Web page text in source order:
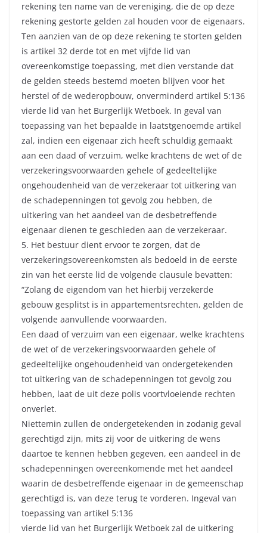
rekening ten name van de vereniging, die de op deze
rekening gestorte gelden zal houden voor de eigenaars.
Ten aanzien van de op deze rekening te storten gelden
is artikel 32 derde tot en met vijfde lid van
overeenkomstige toepassing, met dien verstande dat
de gelden steeds bestemd moeten blijven voor het
herstel of de wederopbouw, onverminderd artikel 5:136
vierde lid van het Burgerlijk Wetboek. In geval van
toepassing van het bepaalde in laatstgenoemde artikel
zal, indien een eigenaar zich heeft schuldig gemaakt
aan een daad of verzuim, welke krachtens de wet of de
verzekeringsvoorwaarden gehele of gedeeltelijke
ongehoudenheid van de verzekeraar tot uitkering van
de schadepenningen tot gevolg zou hebben, de
uitkering van het aandeel van de desbetreffende
eigenaar dienen te geschieden aan de verzekeraar.
5. Het bestuur dient ervoor te zorgen, dat de
verzekeringsovereenkomsten als bedoeld in de eerste
zin van het eerste lid de volgende clausule bevatten:
“Zolang de eigendom van het hierbij verzekerde
gebouw gesplitst is in appartementsrechten, gelden de
volgende aanvullende voorwaarden.
Een daad of verzuim van een eigenaar, welke krachtens
de wet of de verzekeringsvoorwaarden gehele of
gedeeltelijke ongehoudenheid van ondergetekenden
tot uitkering van de schadepenningen tot gevolg zou
hebben, laat de uit deze polis voortvloeiende rechten
onverlet.
Niettemin zullen de ondergetekenden in zodanig geval
gerechtigd zijn, mits zij voor de uitkering de wens
daartoe te kennen hebben gegeven, een aandeel in de
schadepenningen overeenkomende met het aandeel
waarin de desbetreffende eigenaar in de gemeenschap
gerechtigd is, van deze terug te vorderen. Ingeval van
toepassing van artikel 5:136
vierde lid van het Burgerlijk Wetboek zal de uitkering